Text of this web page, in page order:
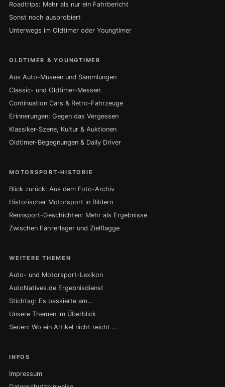
Roadtrips: Mehr als nur ein Fahrbericht
Sonst noch ausprobiert
Unterwegs im Oldtimer oder Youngtimer
OLDTIMER & YOUNGTIMER
Aus Auto-Museen und Sammlungen
Classic- und Oldtimer-Messen
Continuation Cars & Retro-Fahrzeuge
Erinnerungen: Gegen das Vergessen
Klassiker-Szene, Kultur & Auktionen
Oldtimer-Begegnungen & Daily Driver
MOTORSPORT-HISTORIE
Blick zurück: Aus dem Foto-Archiv
Historischer Motorsport in Bildern
Rennsport-Geschichten: Mehr als Ergebnisse
Zwischen Fahrerlager und Zielflagge
WEITERE THEMEN
Auto- und Motorsport-Lexikon
AutoNatives.de Ergebnisdienst
Stichtag: Es passierte am…
Unsere Themen im Überblick
Serien: Wo ein Artikel nicht reicht …
INFOS
Impressum